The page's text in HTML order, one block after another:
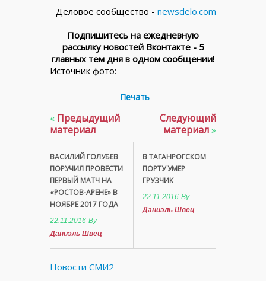
Деловое сообщество - newsdelo.com
Подпишитесь на ежедневную
рассылку новостей Вконтакте - 5
главных тем дня в одном сообщении!
Источник фото:
Печать
« Предыдущий
материал
ВАСИЛИЙ ГОЛУБЕВ
ПОРУЧИЛ ПРОВЕСТИ
ПЕРВЫЙ МАТЧ НА
«РОСТОВ-АРЕНЕ» В
НОЯБРЕ 2017 ГОДА
22.11.2016 By
Даниэль Швец
Следующий
материал»
В ТАГАНРОГСКОМ
ПОРТУ УМЕР
ГРУЗЧИК
22.11.2016 By
Даниэль Швец
Новости СМИ2